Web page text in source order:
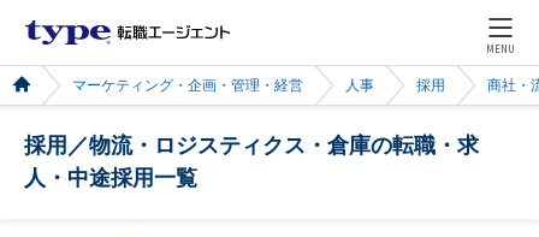
MENU
マーケティング・企画・管理・経営 人事 採用 商社・
採用／物流・ロジスティクス・倉庫の転職・求
人・中途採用一覧